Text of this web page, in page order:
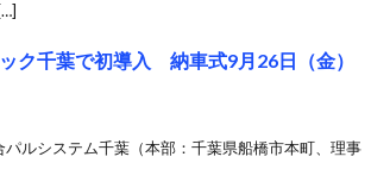
ク千葉で初導入 納車式9月26日（金）
ルシステム千葉（本部：千葉県船橋市本町、理事